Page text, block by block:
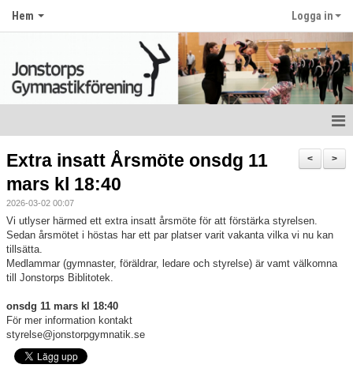
Hem Logga in
Hem
Om klubben
Kontakt
Bildgalleri
Dokument
Terminsavgift
>
<
Extra insatt Årsmöte onsdg 11
mars kl 18:40
2026-03-02 00:07
Vi utlyser härmed ett extra insatt årsmöte för att förstärka styrelsen.
Sedan årsmötet i höstas har ett par platser varit vakanta vilka vi nu kan
tillsätta.
Medlammar (gymnaster, föräldrar, ledare och styrelse) är vamt välkomna
till Jonstorps Biblitotek.
onsdg 11 mars kl 18:40
För mer information kontakt
styrelse@jonstorpgymnatik.se